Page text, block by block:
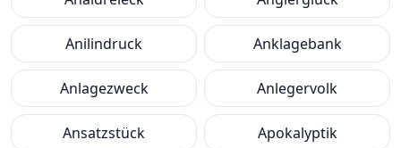
Anilindruck Anklagebank
Anlagezweck Anlegervolk
Ansatzstück Apokalyptik